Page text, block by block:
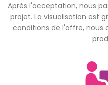
Après l'acceptation, nous
projet. La visualisation est
conditions de l'offre, nous